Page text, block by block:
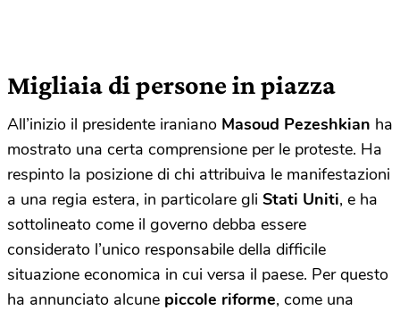
Migliaia di persone in piazza
All’inizio il presidente iraniano Masoud Pezeshkian ha
mostrato una certa comprensione per le proteste. Ha
respinto la posizione di chi attribuiva le manifestazioni
a una regia estera, in particolare gli Stati Uniti, e ha
sottolineato come il governo debba essere
considerato l’unico responsabile della difficile
situazione economica in cui versa il paese. Per questo
ha annunciato alcune piccole riforme, come una